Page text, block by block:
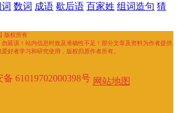
数词 成语 歇后语 百家姓 组词造句 猜
版权所有
延误！站内信息时效及准确性不足！部分文章及资料为作者提供
好者学习和研究使用，版权归原作者所有。
61019702000398号 网站地图